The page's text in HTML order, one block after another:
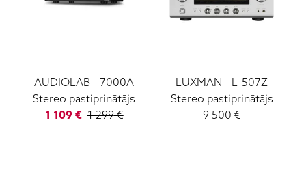
AUDIOLAB -7000A
Stereo pastiprinātājs
1 109€ 1 299€
LUXMAN - L-507Z
Stereo pastiprinātājs
9 500 €